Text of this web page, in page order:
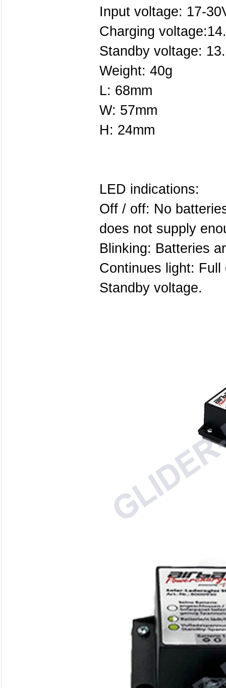
Input voltage: 17-
Charging
Standby voltage:
Weight: 40g
L: 68mm
W: 57mm
H: 24mm
LED indications:
Off / off: No
does not supply
Blinking: Batteries
Continues light:
Standby voltage.